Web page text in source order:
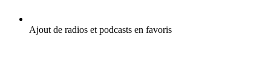
Ajout de radios et podcasts en favoris